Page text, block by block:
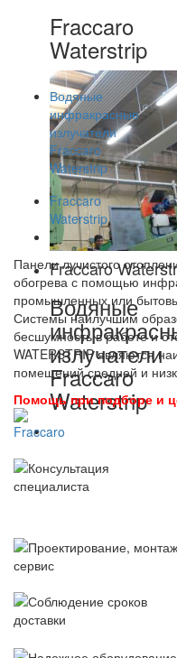
Fraccaro
Waterstrip
Fraccaro
Водяные
излучатели
Fraccaro
Waterstrip
Панели лучистого
обогрева с помощью
промышленных или
Системы наилучшим
бесшумность в работе и
WATERSTRIP являются
помещений средней и
Помощь при подборе и